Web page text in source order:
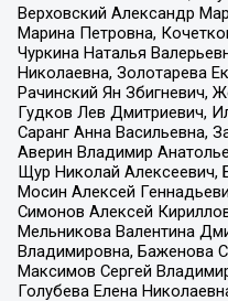
Верховский Александр
Марина Петровна,
Чуркина Наталья
Николаевна, Золотарева
Рачинский Ян Збигневич,
Гудков Лев Дмитриевич,
Саранг Анна Васильевна,
Аверин Владимир
Щур Николай Алексеевич,
Мосин Алексей
Симонов Алексей
Мельникова Валентина
Владимировна, Баженова
Максимов Сергей
Голубева Елена